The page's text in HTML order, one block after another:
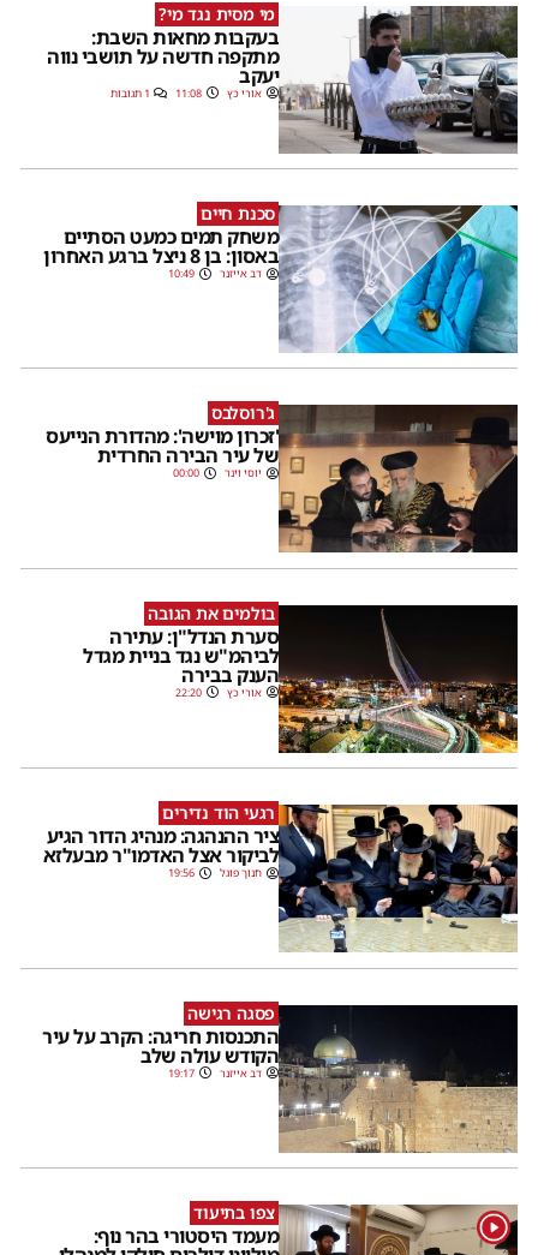
מי מסית נגד מי?
בעקבות מחאות השבת:
מתקפה חדשה על תושבי נווה
יעקב
אורי כץ 11:08 1 תגובות
סכנת חיים
משחק תמים כמעט הסתיים
באסון: בן 8 ניצל ברגע האחרון
דב אייזנר 10:49
ג'רוסלבס
'זכרון מוישה': מהדורת הנייעס
של עיר הבירה החרדית
יוסי וינר 00:00
בולמים את הגובה
סערת הנדל"ן: עתירה
לביהמ"ש נגד בניית מגדל
הענק בבירה
אורי כץ 22:20
רגעי הוד נדירים
ציר ההנהגה: מנהיג הדור הגיע
לביקור אצל האדמו"ר מבעלזא
חנוך פוגל 19:56
פסגה רגישה
התכנסות חריגה: הקרב על עיר
הקודש עולה שלב
דב אייזנר 19:17
1 צפו בתיעוד
מעמד היסטורי בהר נוף: